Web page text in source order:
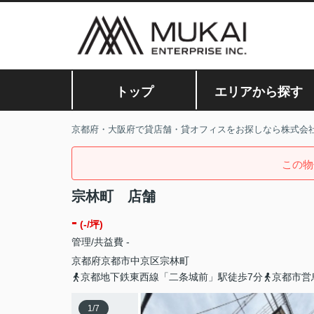
トップ エリアから探す
京都府・大阪府で貸店舗・貸オフィスをお探しなら株式会
この
宗林町 店舗
- (-/坪)
管理/共益費 -
京都府京都市中京区宗林町
京都地下鉄東西線「二条城前」駅徒歩7分
京都市営
1/7